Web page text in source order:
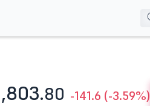
80 -141.6 (-3.59%)